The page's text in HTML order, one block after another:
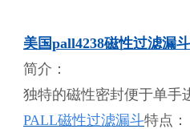
美国pall4238磁性过滤漏斗
简介：
独特的磁性密封便于单手
PALL磁性过滤漏斗特点：